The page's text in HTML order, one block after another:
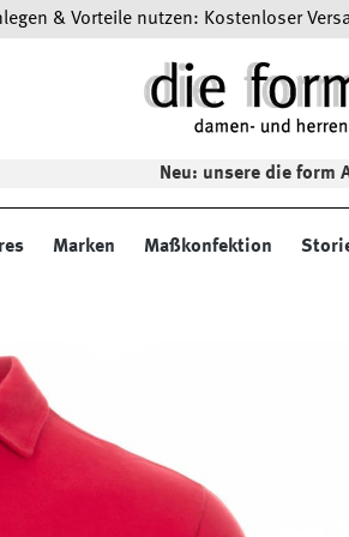
& Vorteile nutzen: Kostenloser
Neu: unsere die form
Marken Maßkonfektion